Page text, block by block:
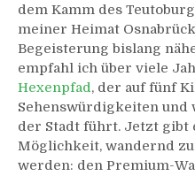
dem Kamm des
meiner Heimat
Begeisterung bislang
empfahl ich über viele
Hexenpfad, der auf fünf
Sehenswürdigkeiten
der Stadt führt. Jetzt gibt
Möglichkeit, wandernd
werden: den Premium-